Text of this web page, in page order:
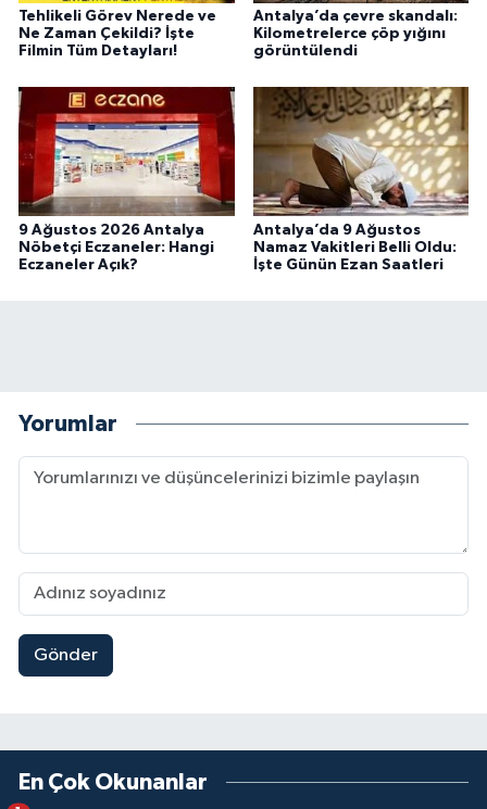
Tehlikeli Görev Nerede ve
Ne Zaman Çekildi? İşte
Filmin Tüm Detayları!
Antalya’da çevre skandalı:
Kilometrelerce çöp yığını
görüntülendi
9 Ağustos 2026 Antalya
Nöbetçi Eczaneler: Hangi
Eczaneler Açık?
Antalya’da 9 Ağustos
Namaz Vakitleri Belli Oldu:
İşte Günün Ezan Saatleri
Yorumlar
Gönder
En Çok Okunanlar